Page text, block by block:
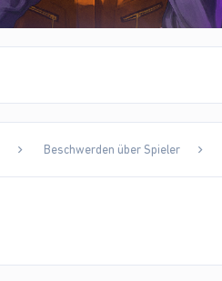
Beschwerden über Spieler